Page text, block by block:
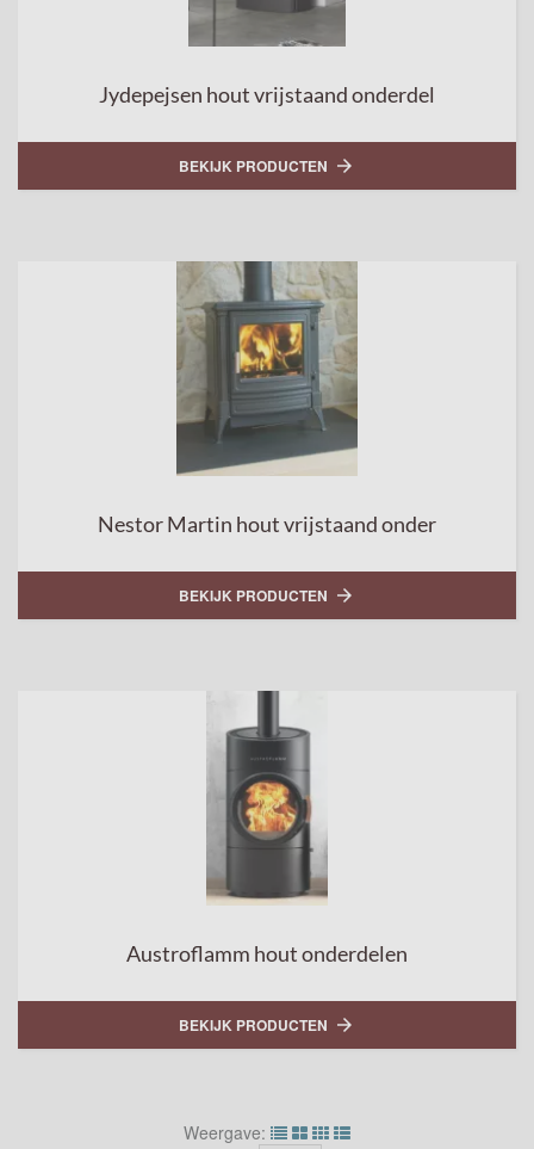
Jydepejsen hout vrijstaand onderdel
BEKIJK PRODUCTEN 
Nestor Martin hout vrijstaand onder
BEKIJK PRODUCTEN 
Austroflamm hout onderdelen
BEKIJK PRODUCTEN 
Weergave: